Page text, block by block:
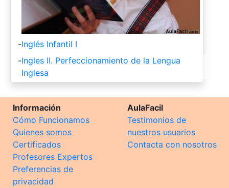
-Inglés Infantil I
-Ingles II. Perfeccionamiento de la Lengua
Inglesa
Información
Cómo Funcionamos
Quienes somos
Certificados
Profesores Expertos
Preferencias de
privacidad
AulaFacil
Testimonios de
nuestros usuarios
Contacta con nosotros